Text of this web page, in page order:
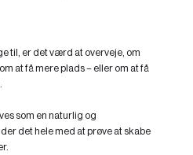
til, er det værd at overveje, om
at få mere plads – eller om at få
som en naturlig og
det hele med at prøve at skabe